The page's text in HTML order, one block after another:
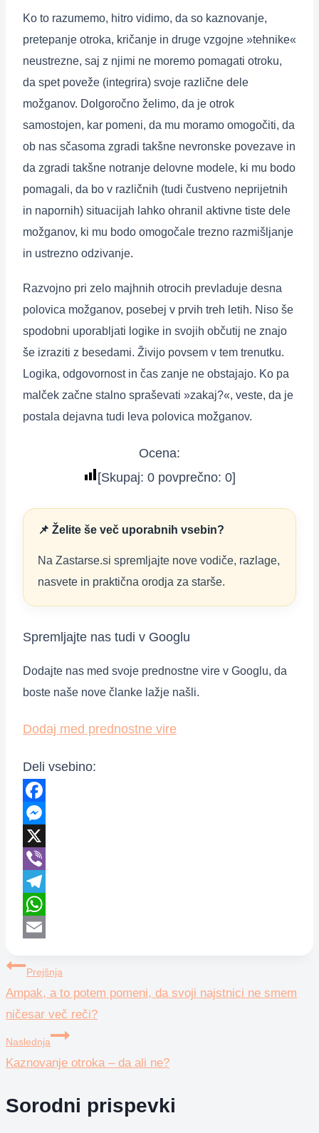
Ko to razumemo, hitro vidimo, da so kaznovanje,
pretepanje otroka, kričanje in druge vzgojne »tehnike«
neustrezne, saj z njimi ne moremo pomagati otroku,
da spet poveže (integrira) svoje različne dele
možganov. Dolgoročno želimo, da je otrok
samostojen, kar pomeni, da mu moramo omogočiti, da
ob nas sčasoma zgradi takšne nevronske povezave in
da zgradi takšne notranje delovne modele, ki mu bodo
pomagali, da bo v različnih (tudi čustveno neprijetnih
in napornih) situacijah lahko ohranil aktivne tiste dele
možganov, ki mu bodo omogočale trezno razmišljanje
in ustrezno odzivanje.
Razvojno pri zelo majhnih otrocih prevladuje desna
polovica možganov, posebej v prvih treh letih. Niso še
spodobni uporabljati logike in svojih občutij ne znajo
še izraziti z besedami. Živijo povsem v tem trenutku.
Logika, odgovornost in čas zanje ne obstajajo. Ko pa
malček začne stalno spraševati »zakaj?«, veste, da je
postala dejavna tudi leva polovica možganov.
Ocena:
[Skupaj: 0 povprečno: 0]
📌 Želite še več uporabnih vsebin?
Na Zastarse.si spremljajte nove vodiče, razlage,
nasvete in praktična orodja za starše.
Spremljajte nas tudi v Googlu
Dodajte nas med svoje prednostne vire v Googlu, da
boste naše nove članke lažje našli.
Dodaj med prednostne vire
Deli vsebino:
Facebook
Messenger
X
Viber
Telegram
WhatsApp
Navigacija
prispevka
Prejšnja
Ampak, a to potem pomeni, da svoji najstnici ne smem
ničesar več reči?
Naslednja
Kaznovanje otroka – da ali ne?
Sorodni prispevki